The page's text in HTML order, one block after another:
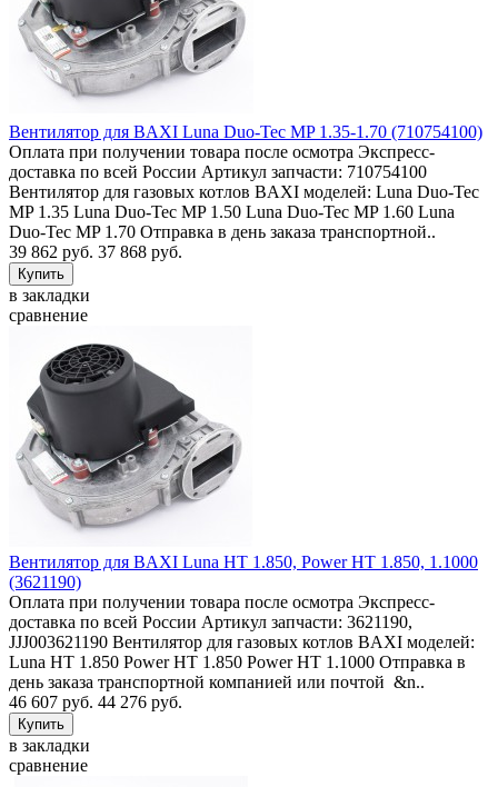
Вентилятор для BAXI Luna Duo-Tec MP 1.35-1.70 (710754100)
Оплата при получении товара после осмотра Экспресс-
доставка по всей России Артикул запчасти: 710754100
Вентилятор для газовых котлов BAXI моделей: Luna Duo-Tec
MP 1.35 Luna Duo-Tec MP 1.50 Luna Duo-Tec MP 1.60 Luna
Duo-Tec MP 1.70 Отправка в день заказа транспортной..
39 862 руб. 37 868 руб.
в закладки
сравнение
Вентилятор для BAXI Luna HT 1.850, Power HT 1.850, 1.1000
(3621190)
Оплата при получении товара после осмотра Экспресс-
доставка по всей России Артикул запчасти: 3621190,
JJJ003621190 Вентилятор для газовых котлов BAXI моделей:
Luna HT 1.850 Power HT 1.850 Power HT 1.1000 Отправка в
день заказа транспортной компанией или почтой &n..
46 607 руб. 44 276 руб.
в закладки
сравнение